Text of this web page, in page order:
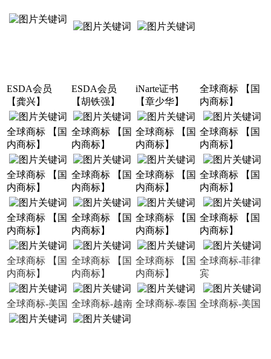
ESDA会员
【龚兴】
ESDA会员
【胡铁强】
iNarte证书
【章少华】
全球商标 【国
内商标】
全球商标 【国
内商标】
全球商标 【国
内商标】
全球商标 【国
内商标】
全球商标 【国
内商标】
全球商标 【国
内商标】
全球商标 【国
内商标】
全球商标 【国
内商标】
全球商标 【国
内商标】
全球商标 【国
内商标】
全球商标 【国
内商标】
全球商标 【国
内商标】
全球商标 【国
内商标】
全球商标 【国
内商标】
全球商标 【国
内商标】
全球商标 【国
内商标】
全球商标-菲律
宾
全球商标-美国 全球商标-越南 全球商标-泰国 全球商标-美国